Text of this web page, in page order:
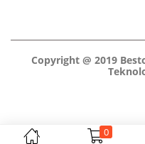
0
Copyright @ 2019